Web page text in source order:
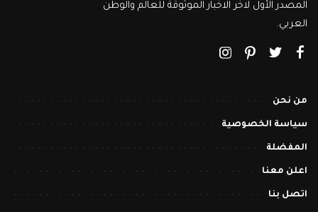
المصدر الأول لاخر الاخبار الموثوقة للعالم والوطن
العربي.
من نحن
سياسة الخصوصية
المفضلة
اعلن معنا
اتصل بنا